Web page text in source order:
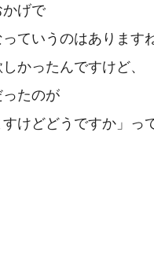
げで
ていうのはありますね
かったんですけど、
たのが
すけどどうですか」っ